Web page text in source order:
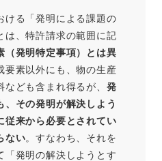
ける「発明による課題の
は、特許請求の範囲に記
（発明特定事項）とは異
要素以外にも、物の生産
ども含まれ得るが、 発
、その発明が解決しよう
従来から必要とされてい
ない。すなわち、それを
「発明の解決しようとす